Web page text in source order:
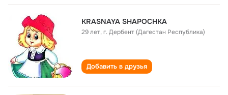
KRASNAYA SHAPOCHKA
29 лет,г. Дербент (Дагестан Республика)
Добавить в друзья